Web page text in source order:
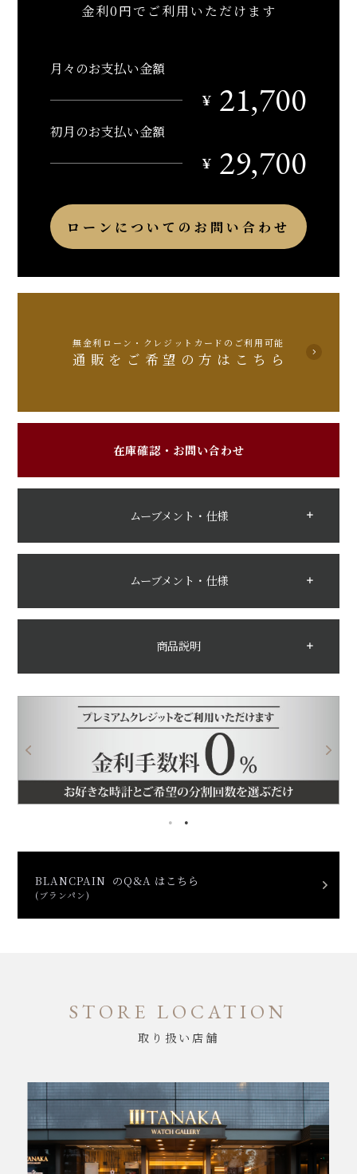
金利0円でご利用いただけます
月々のお支払い金額
￥ 21,700
初月のお支払い金額
￥ 29,700
ローンについてのお問い合わせ
無金利ローン・クレジットカードのご利用可能
通販をご希望の方はこちら
在庫確認・お問い合わせ
ムーブメント・仕様
ムーブメント・仕様
商品説明
BLANCPAIN のQ&A はこちら
(ブランパン)
STORE LOCATION
取り扱い店舗